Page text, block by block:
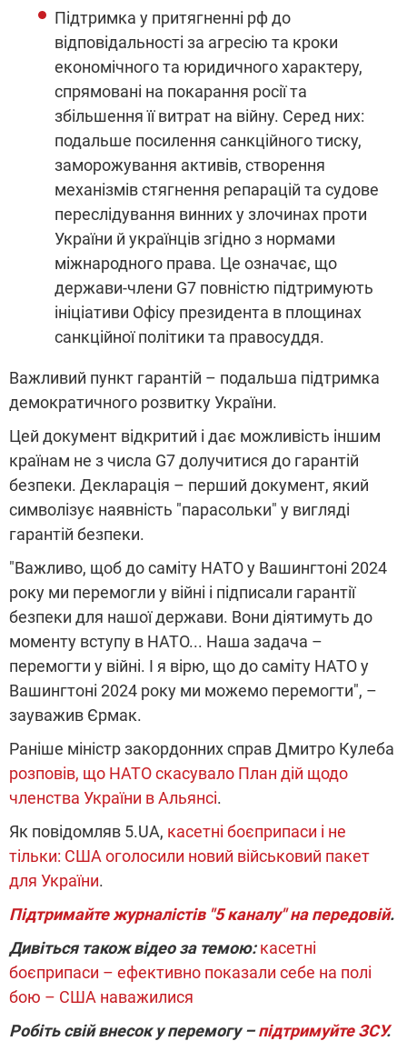
Підтримка у притягненні рф до
відповідальності за агресію та кроки
економічного та юридичного характеру,
спрямовані на покарання росії та
збільшення її витрат на війну. Серед них:
подальше посилення санкційного тиску,
заморожування активів, створення
механізмів стягнення репарацій та судове
переслідування винних у злочинах проти
України й українців згідно з нормами
міжнародного права. Це означає, що
держави-члени G7 повністю підтримують
ініціативи Офісу президента в площинах
санкційної політики та правосуддя.
Важливий пункт гарантій – подальша підтримка
демократичного розвитку України.
Цей документ відкритий і дає можливість іншим
країнам не з числа G7 долучитися до гарантій
безпеки. Декларація – перший документ, який
символізує наявність "парасольки" у вигляді
гарантій безпеки.
"Важливо, щоб до саміту НАТО у Вашингтоні 2024
року ми перемогли у війні і підписали гарантії
безпеки для нашої держави. Вони діятимуть до
моменту вступу в НАТО... Наша задача –
перемогти у війні. І я вірю, що до саміту НАТО у
Вашингтоні 2024 року ми можемо перемогти", –
зауважив Єрмак.
Раніше міністр закордонних справ Дмитро Кулеба
розповів, що НАТО скасувало План дій щодо
членства України в Альянсі.
Як повідомляв 5.UA, касетні боєприпаси і не
тільки: США оголосили новий військовий пакет
для України.
Підтримайте журналістів "5 каналу" на передовій.
Дивіться також відео за темою:касетні
боєприпаси – ефективно показали себе на полі
бою – США наважилися
Робіть свій внесок у перемогу –підтримуйте ЗСУ.